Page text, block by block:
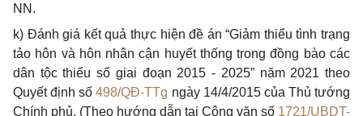
NN.
k) Đánh giá kết quả thực hiện đề án“Giảm thiểu tình trạng
tảo hôn và hôn nhân cận huyết thống trong đồng bào các
dân tộcthiểu số giai đoạn 2015 - 2025”năm 2021 theo
Quyết định số498/QĐ-TTg ngày 14/4/2015 của Thủ tướng
Chính phủ. (Theo hướng dẫn tại Công văn số 1721/UBDT-